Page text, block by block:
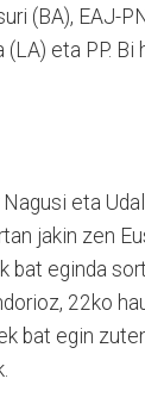
(BA), EAJ-
eta PP.
eta
jakin zen
bat eginda
22ko
bat egin